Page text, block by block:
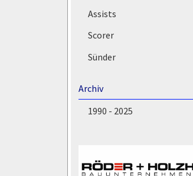
Assists
Scorer
Sünder
Archiv
1990 - 2025